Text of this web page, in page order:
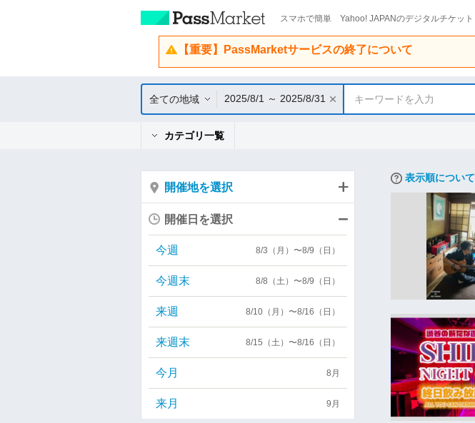
スマホで簡単 Yahoo! JAPANのデジタルチケット
【重要】PassMarketサービスの終了について
全ての地域 2025/8/1 ～ 2025/8/31 キーワードを入力
カテゴリ一覧
表示順について
開催地を選択
開催日を選択
今週 8/3（月）〜8/9（日）
今週末 8/8（土）〜8/9（日）
来週 8/10（月）〜8/16（日）
来週末 8/15（土）〜8/16（日）
今月 8月
来月 9月